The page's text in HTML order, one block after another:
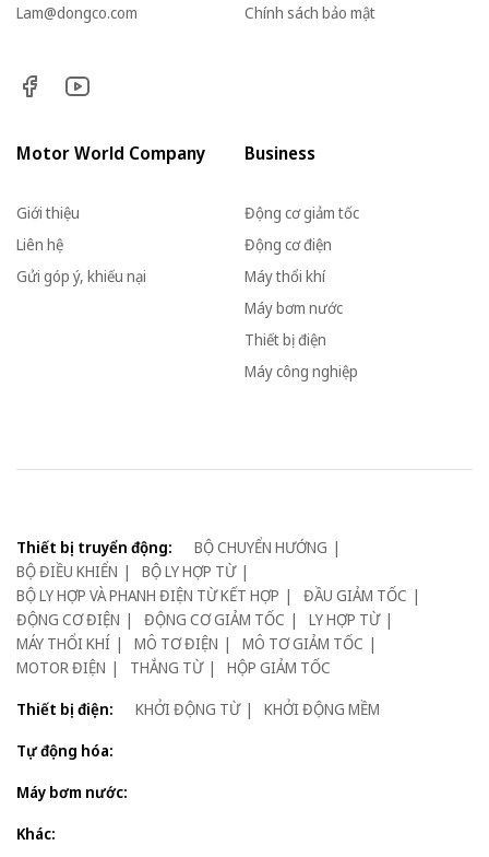
Lam@dongco.com
Chính sách bảo mật
Motor World Company
Giới thiệu
Liên hệ
Gửi góp ý, khiếu nại
Business
Động cơ giảm tốc
Động cơ điện
Máy thổi khí
Máy bơm nước
Thiết bị điện
Máy công nghiệp
Thiết bị truyển động:
BỘ CHUYỂN HƯỚNG
BỘ ĐIỀU KHIỂN
BỘ LY HỢP TỪ
BỘ LY HỢP VÀ PHANH ĐIỆN TỪ KẾT HỢP
ĐẦU GIẢM TỐC
ĐỘNG CƠ ĐIỆN
ĐỘNG CƠ GIẢM TỐC
LY HỢP TỪ
MÁY THỔI KHÍ
MÔ TƠ ĐIỆN
MÔ TƠ GIẢM TỐC
MOTOR ĐIỆN
THẮNG TỪ
HỘP GIẢM TỐC
Thiết bị điện:
KHỞI ĐỘNG TỪ
KHỞI ĐỘNG MỀM
Tự động hóa:
Máy bơm nước:
Khác: